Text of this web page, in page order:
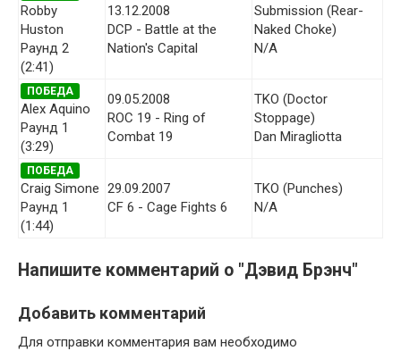
Robby
Huston
Раунд 2
(2:41)
13.12.2008
DCP - Battle at the
Nation's Capital
Submission (Rear-
Naked Choke)
N/A
ПОБЕДА
Alex Aquino
Раунд 1
(3:29)
09.05.2008
ROC 19 - Ring of
Combat 19
TKO (Doctor
Stoppage)
Dan Miragliotta
ПОБЕДА
Craig Simone
Раунд 1
(1:44)
29.09.2007
CF 6 - Cage Fights 6
TKO (Punches)
N/A
Напишите комментарий о "Дэвид Брэнч"
Добавить комментарий
Для отправки комментария вам необходимо